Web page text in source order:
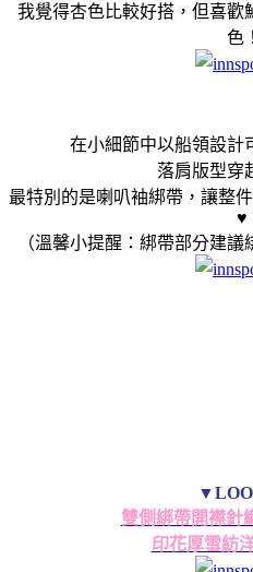
我覺得杏色比較好搭，但喜歡
色！
在小細節中以船領設計
落肩版型穿
最特別的是喇叭袖綁帶，讓整
♥
（溫馨小提醒：綁帶部分建議
雙側綁帶開襟針
印花厚雪紡